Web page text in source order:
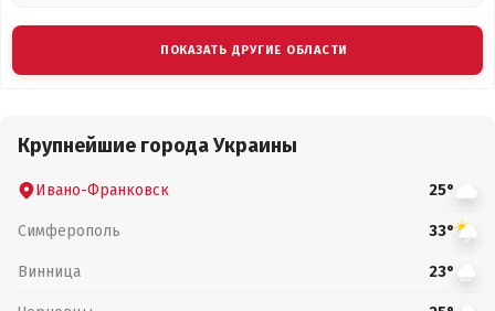
ПОКАЗАТЬ ДРУГИЕ ОБЛАСТИ
Крупнейшие города Украины
Ивано-Франковск 25°
Симферополь 33°
Винница 23°